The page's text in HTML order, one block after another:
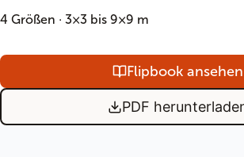
4 Größen · 3×3 bis 9×9 m
Flipbook ansehen
PDF